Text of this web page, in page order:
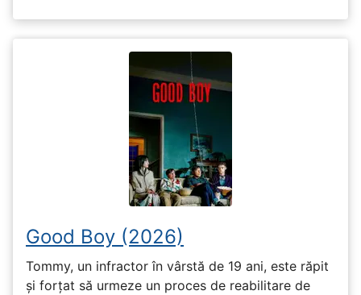
Good Boy (2026)
Tommy, un infractor în vârstă de 19 ani, este răpit
și forțat să urmeze un proces de reabilitare de